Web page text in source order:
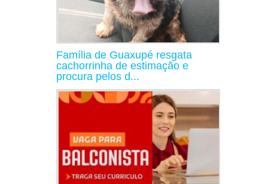
Família de Guaxupé resgata
cachorrinha de estimação e
procura pelos d...